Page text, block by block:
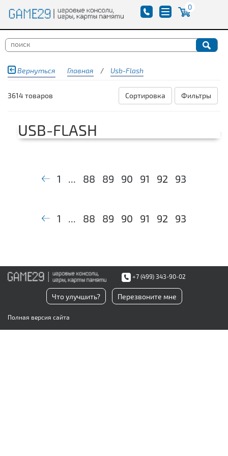
0
Вернуться Главная / Usb-Flash
3614 товаров Фильтры
Сортировка
USB-FLASH
1 ... 88 89 90 91 92 93
1 ... 88 89 90 91 92 93
+7 (499) 343-90-02
Что улучшить? Перезвоните мне
Полная версия сайта